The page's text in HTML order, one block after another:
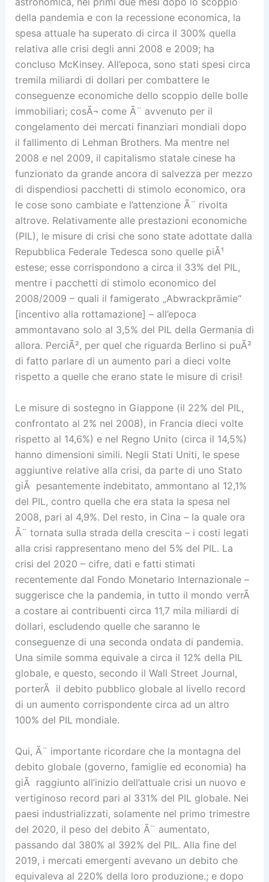
della pandemia e con la recessione economica, la
spesa attuale ha superato di circa il 300% quella
relativa alle crisi degli anni 2008 e 2009; ha
concluso McKinsey. All’epoca, sono stati spesi circa
tremila miliardi di dollari per combattere le
conseguenze economiche dello scoppio delle bolle
immobiliari; cosÃ¬ come Ã¨ avvenuto per il
congelamento dei mercati finanziari mondiali dopo
il fallimento di Lehman Brothers. Ma mentre nel
2008 e nel 2009, il capitalismo statale cinese ha
funzionato da grande ancora di salvezza per mezzo
di dispendiosi pacchetti di stimolo economico, ora
le cose sono cambiate e l’attenzione Ã¨ rivolta
altrove. Relativamente alle prestazioni economiche
(PIL), le misure di crisi che sono state adottate dalla
Repubblica Federale Tedesca sono quelle piÃ¹
estese; esse corrispondono a circa il 33% del PIL,
mentre i pacchetti di stimolo economico del
2008/2009 – quali il famigerato „Abwrackprämie“
[incentivo alla rottamazione] – all’epoca
ammontavano solo al 3,5% del PIL della Germania di
allora. PerciÃ², per quel che riguarda Berlino si puÃ²
di fatto parlare di un aumento pari a dieci volte
rispetto a quelle che erano state le misure di crisi!
Le misure di sostegno in Giappone (il 22% del PIL,
confrontato al 2% nel 2008), in Francia dieci volte
rispetto al 14,6%) e nel Regno Unito (circa il 14,5%)
hanno dimensioni simili. Negli Stati Uniti, le spese
aggiuntive relative alla crisi, da parte di uno Stato
giÃ pesantemente indebitato, ammontano al 12,1%
del PIL, contro quella che era stata la spesa nel
2008, pari al 4,9%. Del resto, in Cina – la quale ora
Ã¨ tornata sulla strada della crescita – i costi legati
alla crisi rappresentano meno del 5% del PIL. La
crisi del 2020 – cifre, dati e fatti stimati
recentemente dal Fondo Monetario Internazionale –
suggerisce che la pandemia, in tutto il mondo verrÃ
a costare ai contribuenti circa 11,7 mila miliardi di
dollari, escludendo quelle che saranno le
conseguenze di una seconda ondata di pandemia.
Una simile somma equivale a circa il 12% della PIL
globale, e questo, secondo il Wall Street Journal,
porterÃ il debito pubblico globale al livello record
di un aumento corrispondente circa ad un altro
100% del PIL mondiale.
Qui, Ã¨ importante ricordare che la montagna del
debito globale (governo, famiglie ed economia) ha
giÃ raggiunto all’inizio dell’attuale crisi un nuovo e
vertiginoso record pari al 331% del PIL globale. Nei
paesi industrializzati, solamente nel primo trimestre
del 2020, il peso del debito Ã¨ aumentato,
passando dal 380% al 392% del PIL. Alla fine del
2019, i mercati emergenti avevano un debito che
equivaleva al 220% della loro produzione.; e dopo